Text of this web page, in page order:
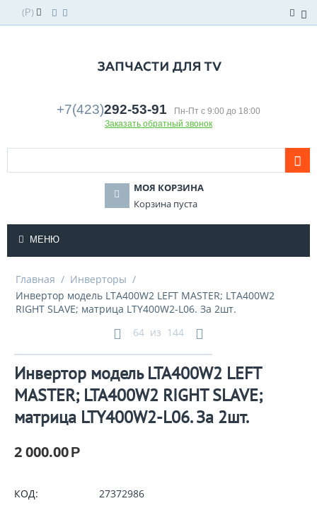
( Р)
+7(423)292-53-91
Пн-Пт с 9:00 до 18:00
Заказать обратный звонок
МОЯ КОРЗИНА
Корзина пуста
МЕНЮ
Главная / Инверторы /
Инвертор модель LTA400W2 LEFT MASTER; LTA400W2
RIGHT SLAVE; матрица LTY400W2-L06. За 2шт.
64 из 144
Инвертор модель LTA400W2 LEFT
MASTER; LTA400W2 RIGHT SLAVE;
матрица LTY400W2-L06. За 2шт.
2 000.00Р
КОД:
27372986